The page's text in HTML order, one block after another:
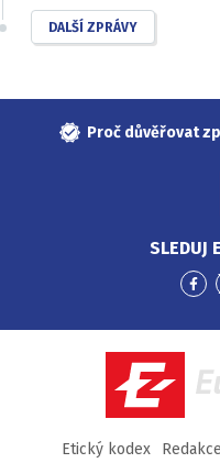
DALŠÍ ZPRÁVY
Proč důvěřovat
SLEDUJ
Etický kodex Redakce